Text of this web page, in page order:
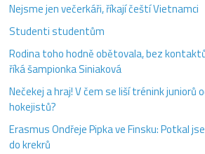
Nejsme jen večerkáři, říkají čeští Vietnamci
Studenti studentům
Rodina toho hodně obětovala, bez
říká šampionka Siniaková
Nečekej a hraj! V čem se liší trénink juniorů
hokejistů?
Erasmus Ondřeje Pipka ve Finsku: Potkal
do krekrů